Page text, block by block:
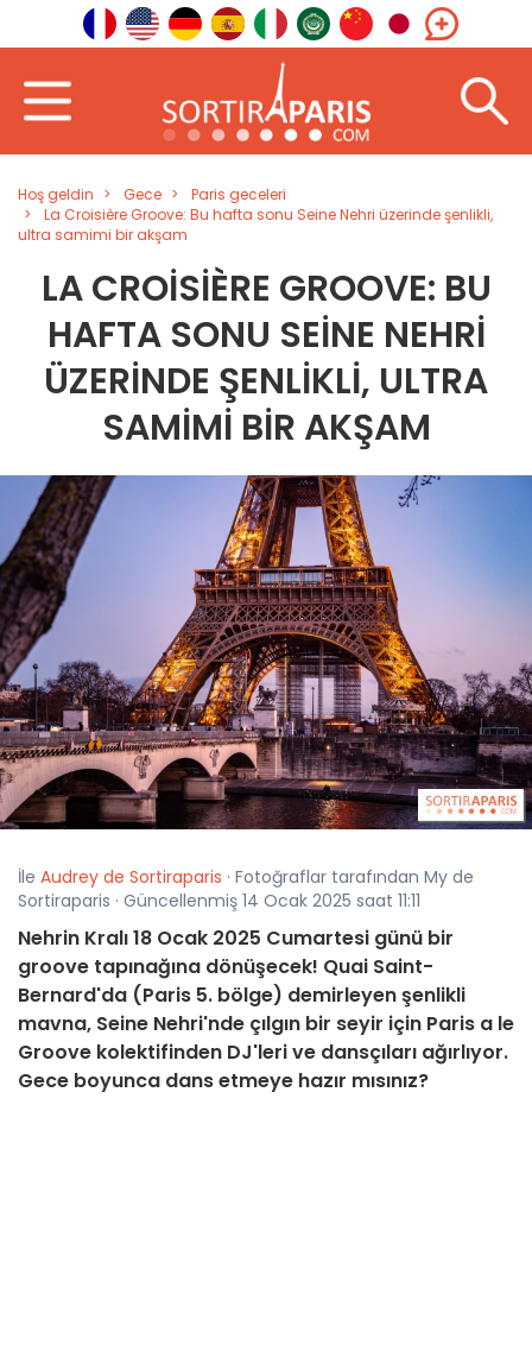
Hoş geldin Gece
Paris geceleri
La Croisière Groove: Bu hafta sonu Seine Nehri üzerinde şenlikli,
ultra samimi bir akşam
LA CROISIÈRE GROOVE: BU
HAFTA SONU SEINE NEHRI
ÜZERINDE ŞENLIKLI, ULTRA
SAMIMI BIR AKŞAM
İle Audrey de Sortiraparis · Fotoğraflar tarafından My de
Sortiraparis · Güncellenmiş 14 Ocak 2025 saat 11:11
Nehrin Kralı 18 Ocak 2025 Cumartesi günü bir
groove tapınağına dönüşecek! Quai Saint-
Bernard'da (Paris 5. bölge) demirleyen şenlikli
mavna, Seine Nehri'nde çılgın bir seyir için Paris a le
Groove kolektifinden DJ'leri ve dansçıları ağırlıyor.
Gece boyunca dans etmeye hazır mısınız?